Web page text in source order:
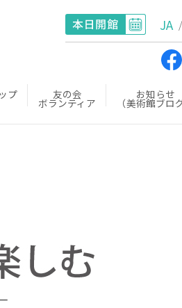
JA /
プ 友の会
ボランティア
お知らせ
（美術館ブログ